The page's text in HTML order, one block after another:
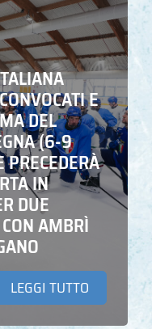
E
DEL
(6-9
PRECEDERÀ
IN
DUE
AMBRÌ
LEGGI TUTTO